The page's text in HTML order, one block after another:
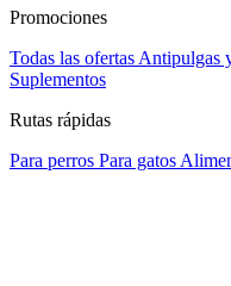
Promociones
Todas las ofertas Antipulgas
Suplementos
Rutas rápidas
Para perros Para gatos